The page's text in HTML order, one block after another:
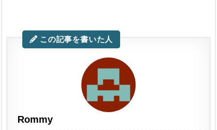
この記事を書いた人
Rommy